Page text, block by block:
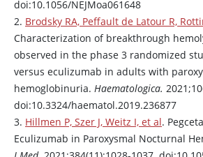
doi:10.1056/NEJMoa061648
2. Brodsky RA, Peffault de Latour R,
Characterization of breakthrough
observed in the phase 3 randomized
versus eculizumab in adults with
hemoglobinuria. Haematologica.
doi:10.3324/haematol.2019.236877
3. Hillmen P, Szer J, Weitz I, et al.
Eculizumab in Paroxysmal Nocturnal